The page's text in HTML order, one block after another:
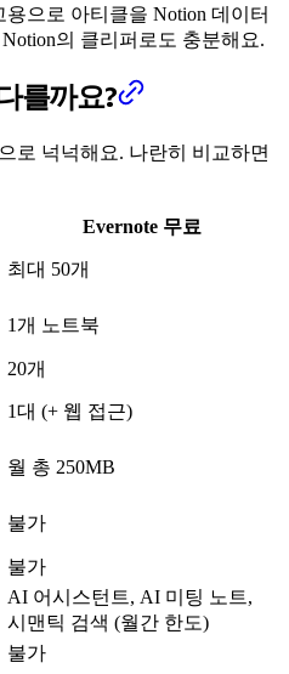
으로 아티클을 Notion 데이터
의 클리퍼로도 충분해요.
를까요?
로 넉넉해요. 나란히 비교하면
Evernote 무료
최대 50개
1개 노트북
20개
1대 (+ 웹 접근)
월 총 250MB
불가
불가
AI 어시스턴트, AI 미팅 노트,
시맨틱 검색 (월간 한도)
불가